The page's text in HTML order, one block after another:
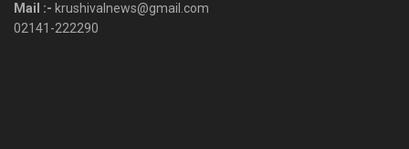
Mail :- krushivalnews@gmail.com
02141-222290